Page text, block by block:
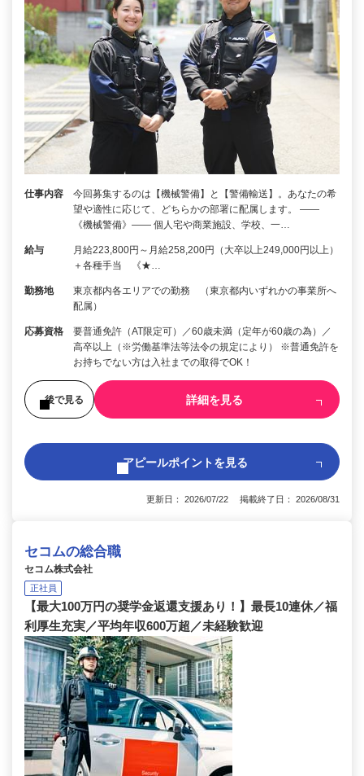
仕事内容
今回募集するのは【機械警備】と【警備輸送】。あなたの希
望や適性に応じて、どちらかの部署に配属します。 ――
《機械警備》―― 個人宅や商業施設、学校、一…
給与
月給223,800円～月給258,200円（大卒以上249,000円以上）
＋各種手当 《★…
勤務地
東京都内各エリアでの勤務 （東京都内いずれかの事業所へ
配属）
応募資格
要普通免許（AT限定可）／60歳未満（定年が60歳の為）／
高卒以上（※労働基準法等法令の規定により） ※普通免許を
お持ちでない方は入社までの取得でOK！
後で見る 詳細を見る
アピールポイントを見る
更新日： 2026/07/22 掲載終了日： 2026/08/31
セコムの総合職
セコム株式会社
正社員
【最大100万円の奨学金返還支援あり！】最長10連休／福
利厚生充実／平均年収600万超／未経験歓迎